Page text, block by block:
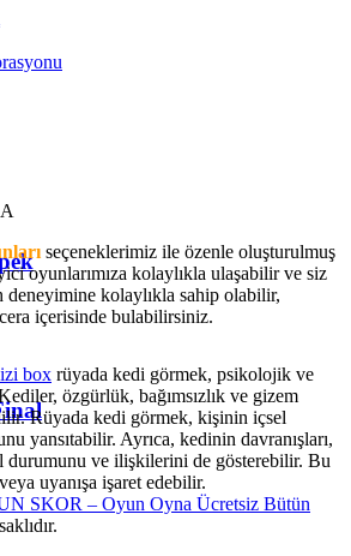
seçeneklerimiz ile özenle oluşturulmuş
oyunlarımıza kolaylıkla ulaşabilir ve siz
kolaylıkla sahip olabilir,
içerisinde bulabilirsiniz.
box rüyada kedi görmek​, psikolojik ve
özgürlük, bağımsızlık ve gizem
Rüyada kedi görmek, kişinin içsel
yansıtabilir. Ayrıca, kedinin davranışları,
durumunu ve ilişkilerini de gösterebilir. Bu
uyanışa işaret edebilir.
SKOR – Oyun Oyna Ücretsiz Bütün